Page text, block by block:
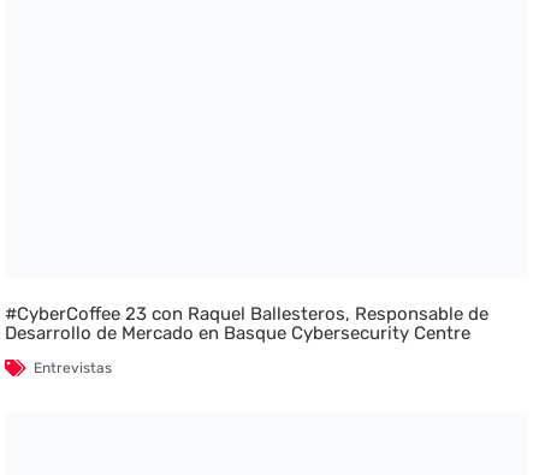
#CyberCoffee 23 con Raquel Ballesteros, Responsable de
Desarrollo de Mercado en Basque Cybersecurity Centre
Entrevistas